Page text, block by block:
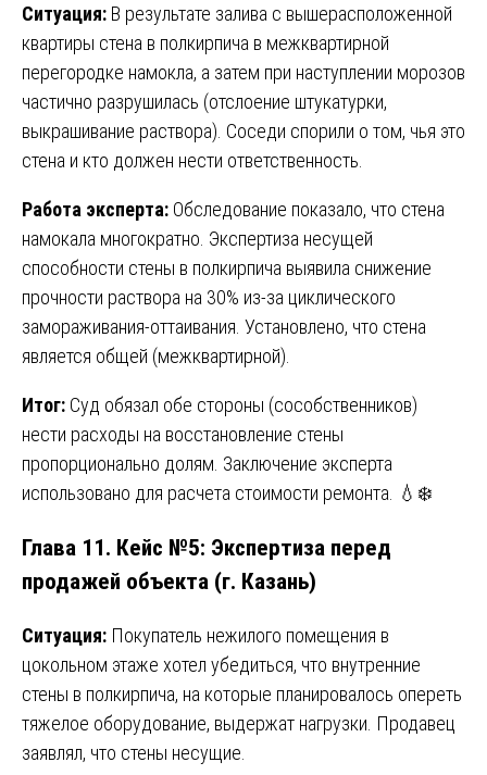
Ситуация: В результате залива с вышерасположенной
квартиры стена в полкирпича в межквартирной
перегородке намокла, а затем при наступлении морозов
частично разрушилась (отслоение штукатурки,
выкрашивание раствора). Соседи спорили о том, чья это
стена и кто должен нести ответственность.
Работа эксперта: Обследование показало, что стена
намокала многократно. Экспертиза несущей
способности стены в полкирпича выявила снижение
прочности раствора на 30% из-за циклического
замораживания-оттаивания. Установлено, что стена
является общей (межквартирной).
Итог: Суд обязал обе стороны (сособственников)
нести расходы на восстановление стены
пропорционально долям. Заключение эксперта
использовано для расчета стоимости ремонта. 💧❄️
Глава 11. Кейс №5: Экспертиза перед
продажей объекта (г. Казань)
Ситуация: Покупатель нежилого помещения в
цокольном этаже хотел убедиться, что внутренние
стены в полкирпича, на которые планировалось опереть
тяжелое оборудование, выдержат нагрузки. Продавец
заявлял, что стены несущие.